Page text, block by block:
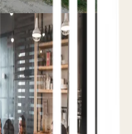
Pueden
de las
las Reservas